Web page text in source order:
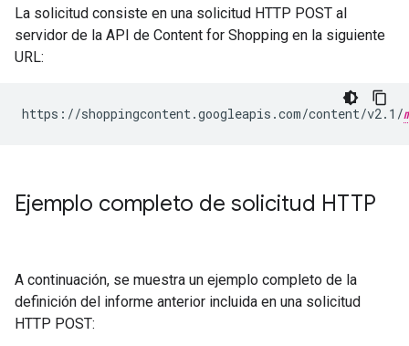
La solicitud consiste en una solicitud HTTP POST al
servidor de la API de Content for Shopping en la siguiente
URL:
https://shoppingcontent.googleapis.com/content/v2.1/
Ejemplo completo de solicitud HTTP
A continuación, se muestra un ejemplo completo de la
definición del informe anterior incluida en una solicitud
HTTP POST: